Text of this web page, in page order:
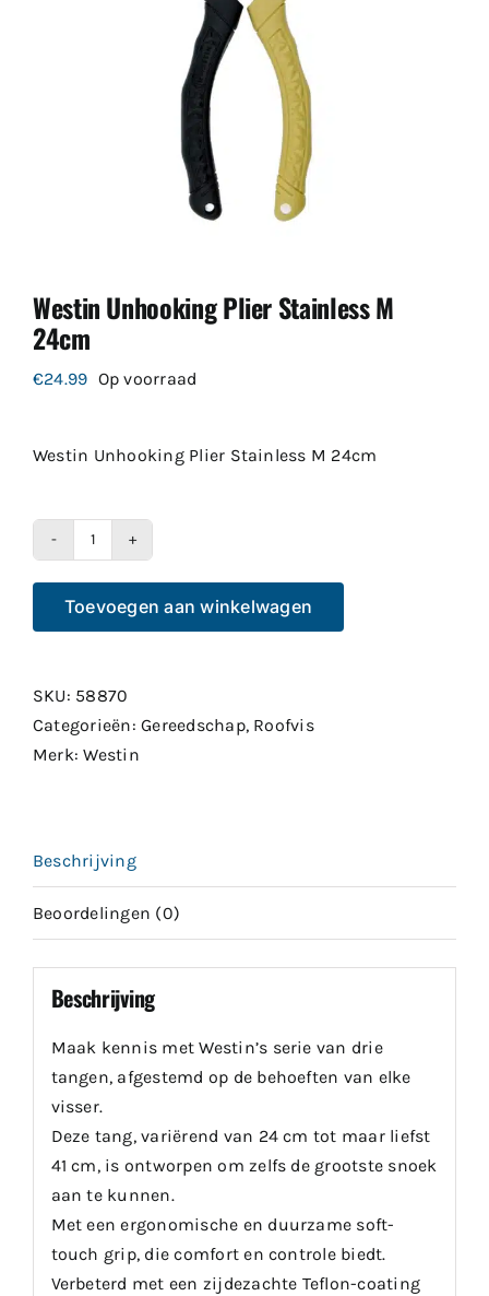
Westin Unhooking Plier Stainless M
24cm
€24.99 Op voorraad
Westin Unhooking Plier Stainless M 24cm
Unhooking
Plier
24cm
aantal
Toevoegen aan winkelwagen
SKU: 58870
Categorieën:Gereedschap, Roofvis
Merk:Westin
Beschrijving
Beoordelingen (0)
Beschrijving
Maak kennis met Westin’s serie van drie
tangen, afgestemd op de behoeften van elke
visser.
Deze tang, variërend van 24 cm tot maar liefst
41 cm, is ontworpen om zelfs de grootste snoek
aan te kunnen.
Met een ergonomische en duurzame soft-
touch grip, die comfort en controle biedt.
Verbeterd met een zijdezachte Teflon-coating